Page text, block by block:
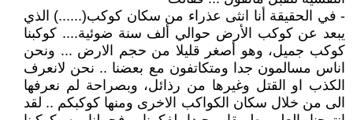
- في الحقيقة أنا انثى عذراء من سكان كوكب(......) الذي
يبعد عن كوكب الأرض حوالي ألف سنة ضوئية.... كوكبنا
كوكب جميل، وهو أصغر قليلا من حجم الارض ... ونحن
اناس مسالمون جدا ومتكاتفون مع بعضنا .. نحن لانعرف
الكذب او القتل وغيرها من رذائل، وبصراحة لم نعرفها
الى من خلال سكان الكواكب الاخرى ومنها كوكبكم .. لقد